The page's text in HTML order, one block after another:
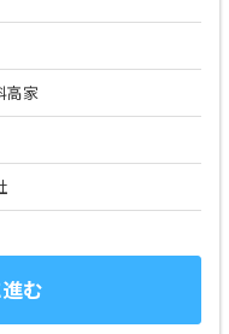
高家
む